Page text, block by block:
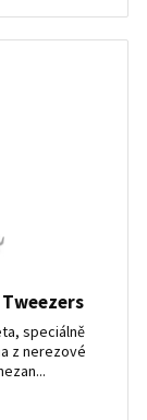
speciálně
z nerezové